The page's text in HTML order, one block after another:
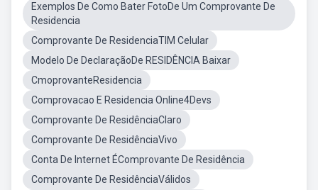
Exemplos De Como Bater FotoDe Um Comprovante De
Residencia
Comprovante De ResidenciaTIM Celular
Modelo De DeclaraçãoDe RESIDÊNCIA Baixar
CmoprovanteResidencia
Comprovacao E Residencia Online4Devs
Comprovante De ResidênciaClaro
Comprovante De ResidênciaVivo
Conta De Internet ÉComprovante De Residência
Comprovante De ResidênciaVálidos